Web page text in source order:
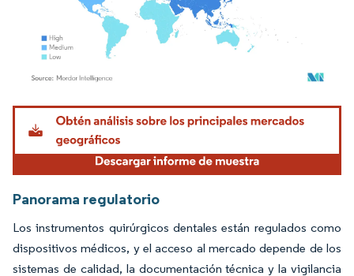
Imagen © Mordor Intelligence. El uso requiere atribución según CC BY 4.0.
Panorama regulatorio
Los instrumentos quirúrgicos dentales están regulados como
dispositivos médicos, y el acceso al mercado depende de los
sistemas de calidad, la documentación técnica y la vigilancia